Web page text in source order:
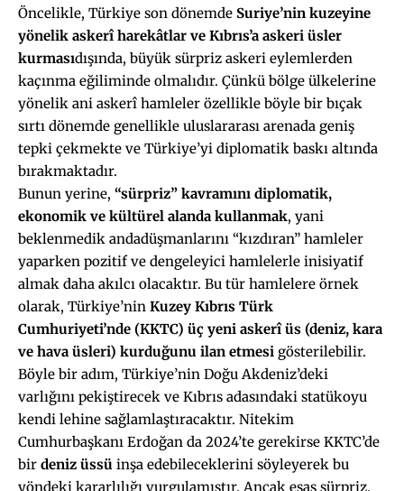
Öncelikle, Türkiye son dönemde Suriye’nin kuzeyine
yönelik askerî harekâtlar ve Kıbrıs’a askeri üsler
kurmasıdışında, büyük sürpriz askeri eylemlerden
kaçınma eğiliminde olmalıdır. Çünkü bölge ülkelerine
yönelik ani askerî hamleler özellikle böyle bir bıçak
sırtı dönemde genellikle uluslararası arenada geniş
tepki çekmekte ve Türkiye’yi diplomatik baskı altında
bırakmaktadır.
Bunun yerine, “sürpriz” kavramını diplomatik,
ekonomik ve kültürel alanda kullanmak, yani
beklenmedik andadüşmanlarını “kızdıran” hamleler
yaparken pozitif ve dengeleyici hamlelerle inisiyatif
almak daha akılcı olacaktır. Bu tür hamlelere örnek
olarak, Türkiye’nin Kuzey Kıbrıs Türk
Cumhuriyeti’nde (KKTC) üç yeni askerî üs (deniz, kara
ve hava üsleri) kurduğunu ilan etmesi gösterilebilir.
Böyle bir adım, Türkiye’nin Doğu Akdeniz’deki
varlığını pekiştirecek ve Kıbrıs adasındaki statükoyu
kendi lehine sağlamlaştıracaktır. Nitekim
Cumhurbaşkanı Erdoğan da 2024’te gerekirse KKTC’de
bir deniz üssü inşa edebileceklerini söyleyerek bu
yöndeki kararlılığı vurgulamıştır. Ancak esas sürpriz,